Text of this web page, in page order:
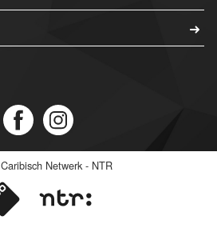
Caribisch Netwerk - NTR